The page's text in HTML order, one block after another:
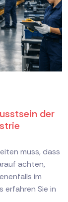
der
muss, dass
achten,
im
erfahren Sie in